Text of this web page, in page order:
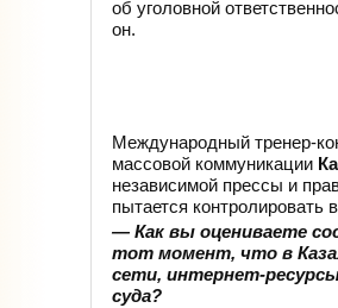
об уголовной
он.
Международный тренер-
массовой коммуникации
независимой прессы и
пытается
— Как вы оцениваете
тот момент, что в
сети, интернет-
суда?